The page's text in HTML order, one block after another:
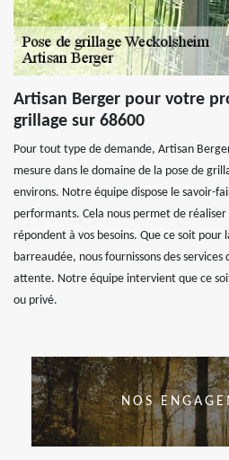
Artisan Berger pour votre
grillage sur 68600
Pour tout type de demande, Artisan
mesure dans le domaine de la pose de
environs. Notre équipe dispose le savoir-
performants. Cela nous permet de
répondent à vos besoins. Que ce soit pour
barreaudée, nous fournissons des
attente. Notre équipe intervient que ce
ou privé.
NOS